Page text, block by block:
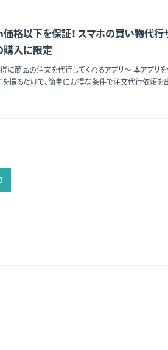
格以下を保証！ スマホの買い物代行
購入に限定
に商品の注文を代行してくれるアプリ～ 本アプリ
を撮るだけで、簡単にお得な条件で注文代行依頼を